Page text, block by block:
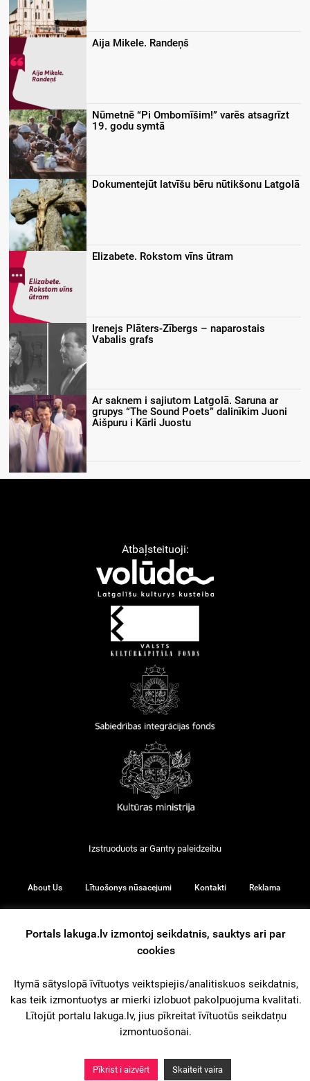
Aija Mikele. Randeņš
Nūmetnē “Pi Ombomīšim!” varēs atsagrīzt
19. godu symtā
Dokumentejūt latvīšu bēru nūtikšonu Latgolā
Elizabete. Rokstom vīns ūtram
Irenejs Plāters-Zībergs – naparostais
Vabalis grafs
Ar saknem i sajiutom Latgolā. Saruna ar
grupys “The Sound Poets” dalinīkim Juoni
Aišpuru i Kārli Juostu
Atbaļsteituoji:
Izstruoduots arGantry paleidzeibu
About Us Lītuošonys nūsacejumi Kontakti Reklama
© 2026
iz augšu
Portals lakuga.lv izmontoj seikdatnis, sauktys ari par
cookies
Itymā sātyslopā īvītuotys veiktspiejis/analitiskuos seikdatnis,
kas teik izmontuotys ar mierki izlobuot pakolpuojuma kvalitati.
Lītojūt portalu lakuga.lv, jius pīkreitat īvītuotūs seikdatņu
izmontuošonai.
Pīkrist i aizvērt Skaiteit vaira